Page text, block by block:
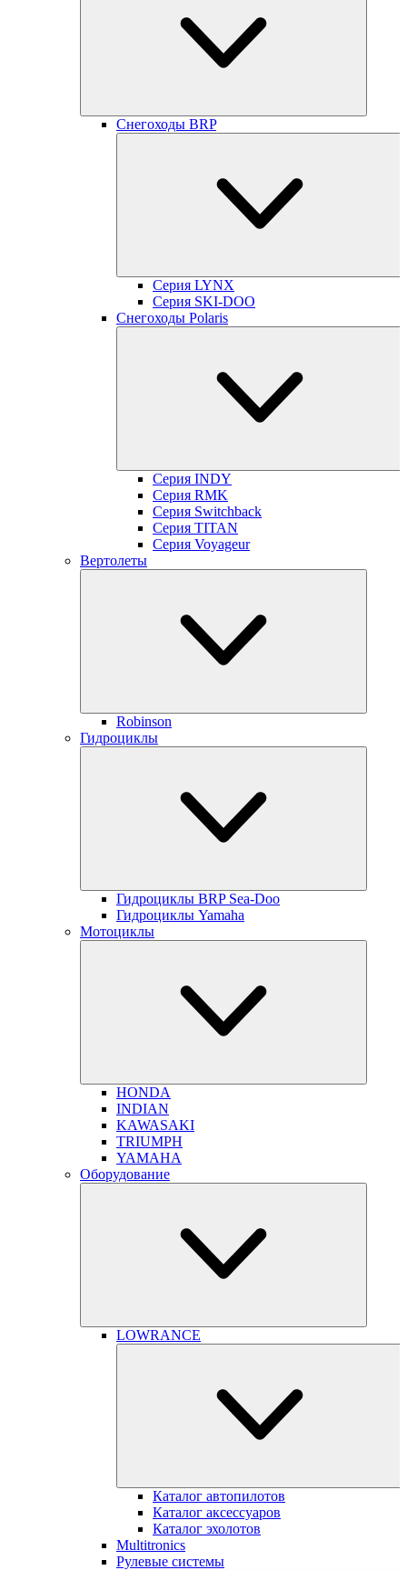
Снегоходы BRP
Серия LYNX
Серия SKI-DOO
Снегоходы Polaris
Серия INDY
Серия RMK
Серия Switchback
Серия TITAN
Серия Voyageur
Вертолеты
Robinson
Гидроциклы
Гидроциклы BRP Sea-Doo
Гидроциклы Yamaha
Мотоциклы
HONDA
INDIAN
KAWASAKI
TRIUMPH
YAMAHA
Оборудование
LOWRANCE
Каталог автопилотов
Каталог аксессуаров
Каталог эхолотов
Multitronics
Рулевые системы